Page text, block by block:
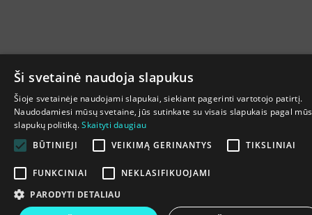
Ši svetainė naudoja slapukus
Šioje svetainėje naudojami slapukai, siekiant pagerinti vartotojo patirtį.
Naudodamiesi mūsų svetaine, jūs sutinkate su visais slapukais pagal
slapukų politiką.Skaityti daugiau
BŪTINIEJI
VEIKIMĄ GERINANTYS TIKSLINIAI
FUNKCINIAI
NEKLASIFIKUOJAMI
PARODYTI DETALIAU